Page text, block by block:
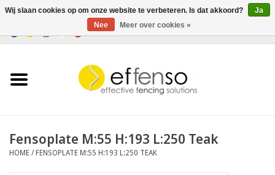
Fensoplate M:55 H:193 L:250 Teak
HOME /FENSOPLATE M:55 H:193 L:250 TEAK
Wij slaan cookies op om onze website te verbeteren. Is dat akkoord?
Ja
Nee
Meer over cookies »